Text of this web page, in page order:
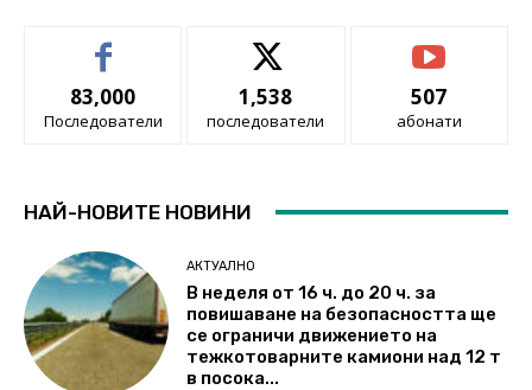
83,000
Последователи
1,538
последователи
507
абонати
НАЙ-НОВИТЕ НОВИНИ
АКТУАЛНО
В неделя от 16 ч. до 20 ч. за
повишаване на безопасността ще
се ограничи движението на
тежкотоварните камиони над 12 т
в посока...